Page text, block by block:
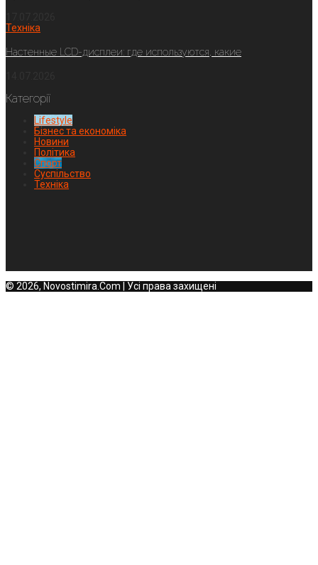
Техніка
Настенные LCD-дисплеи: где используются, какие
Категорії
Lifestyle
Бізнес та економіка
Новини
Політика
Спорт
Суспільство
Техніка
© 2026, Novostimira.Com | Усі права захищені